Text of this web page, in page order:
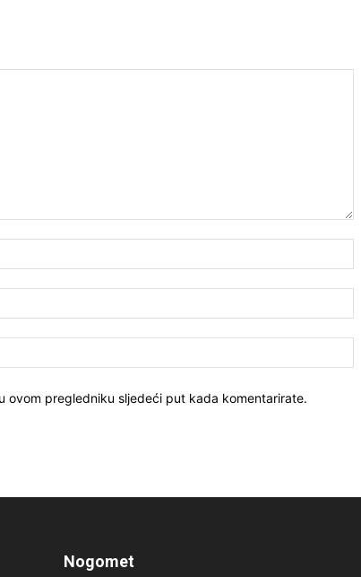
ovom pregledniku sljedeći put kada komentarirate.
Nogomet